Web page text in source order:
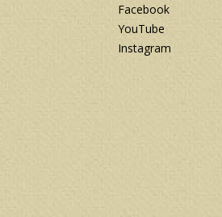
Facebook
YouTube
Instagram